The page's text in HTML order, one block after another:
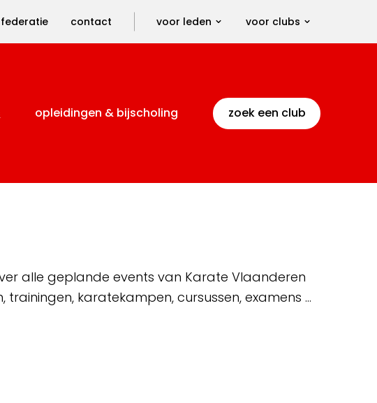
contact voor leden voor clubs
opleidingen & bijscholing zoek een club
alle geplande events van Karate Vlaanderen
karatekampen, cursussen, examens …